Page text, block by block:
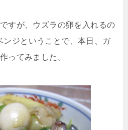
すが、ウズラの卵を入れるの
ンジということで、本日、ガ
ってみました。